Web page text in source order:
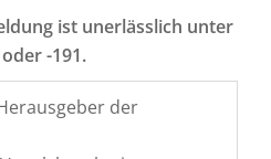
ist unerlässlich unter
-191.
der